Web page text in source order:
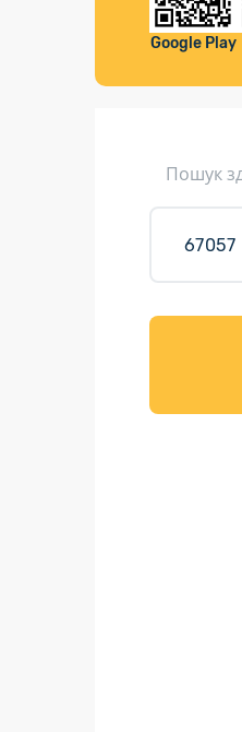
Листи та
Доставка
Google Play
Пошук